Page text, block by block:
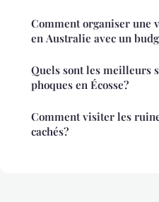
Comment organiser une
en Australie avec un
Quels sont les meilleurs
phoques en Écosse?
Comment visiter les
cachés?